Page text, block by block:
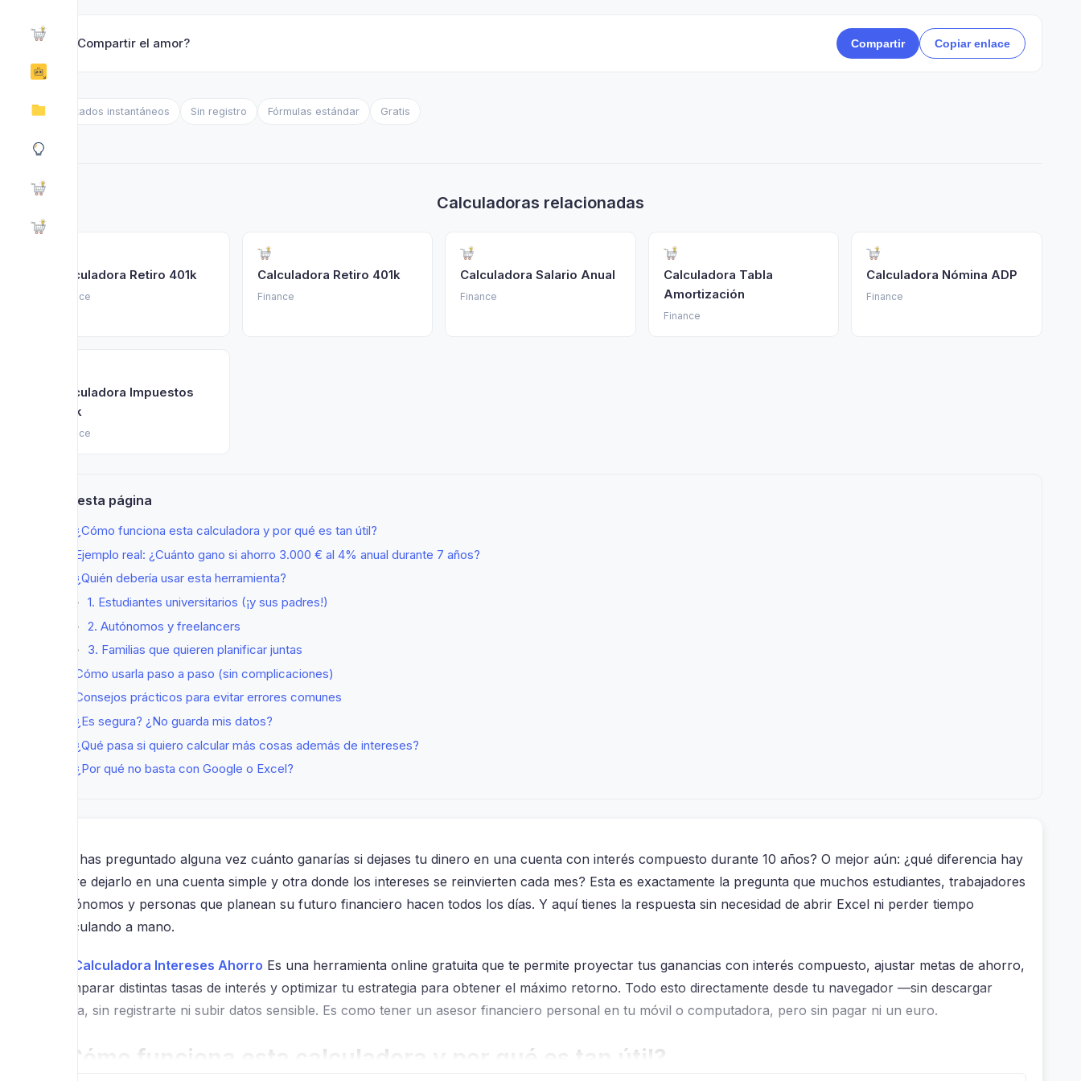
❤️ ¿Compartir el amor? Compartir Copiar enlace
Resultados instantáneos Sin registro Fórmulas estándar Gratis
Calculadoras relacionadas
Calculadora Retiro 401k
Finance
Calculadora Retiro 401k
Finance
Calculadora Salario Anual
Finance
Calculadora Tabla
Amortización
Finance
Calculadora Nómina ADP
Finance
Calculadora Impuestos
401k
Finance
En esta página
¿Cómo funciona esta calculadora y por qué es tan útil?
Ejemplo real: ¿Cuánto gano si ahorro 3.000 € al 4% anual durante 7 años?
¿Quién debería usar esta herramienta?
1. Estudiantes universitarios (¡y sus padres!)
2. Autónomos y freelancers
3. Familias que quieren planificar juntas
Cómo usarla paso a paso (sin complicaciones)
Consejos prácticos para evitar errores comunes
¿Es segura? ¿No guarda mis datos?
¿Qué pasa si quiero calcular más cosas además de intereses?
¿Por qué no basta con Google o Excel?
¿Te has preguntado alguna vez cuánto ganarías si dejases tu dinero en una cuenta con interés compuesto durante 10 años? O mejor aún: ¿qué diferencia hay
entre dejarlo en una cuenta simple y otra donde los intereses se reinvierten cada mes? Esta es exactamente la pregunta que muchos estudiantes, trabajadores
autónomos y personas que planean su futuro financiero hacen todos los días. Y aquí tienes la respuesta sin necesidad de abrir Excel ni perder tiempo
calculando a mano.
Calculadora Intereses Ahorro Es una herramienta online gratuita que te permite proyectar tus ganancias con interés compuesto, ajustar metas de ahorro,
comparar distintas tasas de interés y optimizar tu estrategia para obtener el máximo retorno. Todo esto directamente desde tu navegador —sin descargar
nada, sin registrarte ni subir datos sensible. Es como tener un asesor financiero personal en tu móvil o computadora, pero sin pagar ni un euro.
¿Cómo funciona esta calculadora y por qué es tan útil?